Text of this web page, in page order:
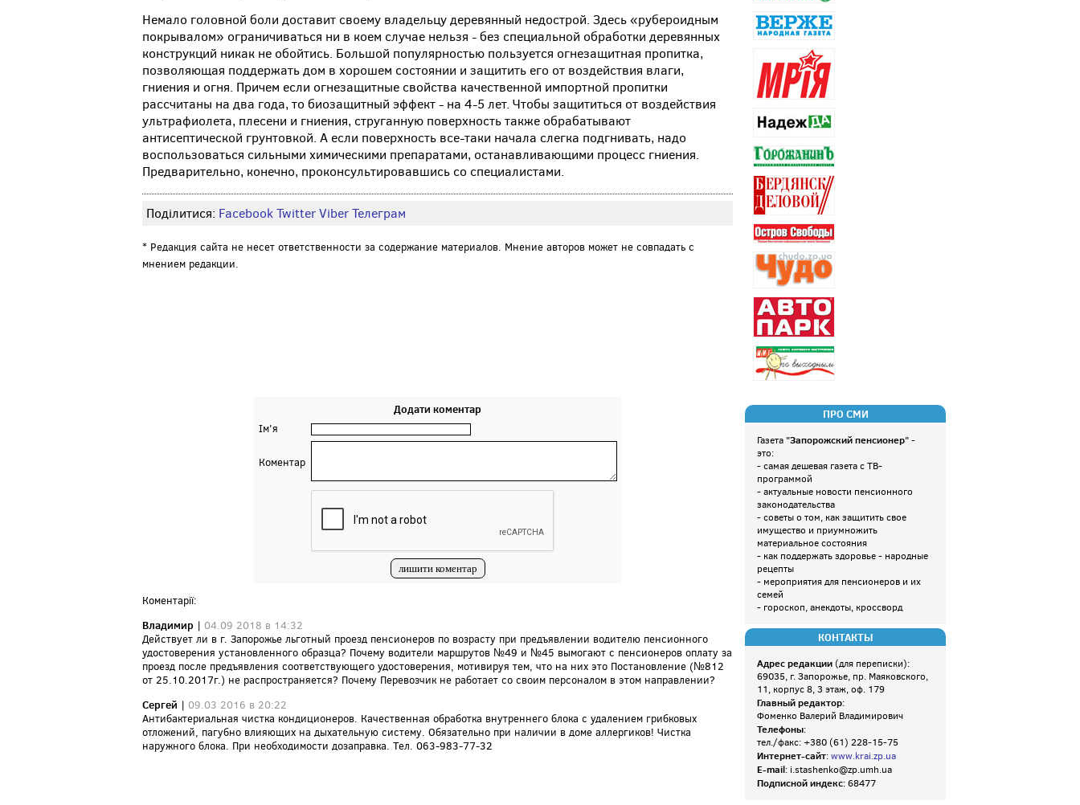
Немало головной боли доставит своему владельцу деревянный недострой. Здесь «рубероидным
покрывалом» ограничиваться ни в коем случае нельзя - без специальной обработки деревянных
конструкций никак не обойтись. Большой популярностью пользуется огнезащитная пропитка,
позволяющая поддержать дом в хорошем состоянии и защитить его от воздействия влаги,
гниения и огня. Причем если огнезащитные свойства качественной импортной пропитки
рассчитаны на два года, то биозащитный эффект - на 4-5 лет. Чтобы защититься от воздействия
ультрафиолета, плесени и гниения, струганную поверхность также обрабатывают
антисептической грунтовкой. А если поверхность все-таки начала слегка подгнивать, надо
воспользоваться сильными химическими препаратами, останавливающими процесс гниения.
Предварительно, конечно, проконсультировавшись со специалистами.
Поділитися: FacebookTwitterViberТелеграм
* Редакция сайта не несет ответственности за содержание материалов. Мнение авторов может не совпадать с
мнением редакции.
Додати коментар
Ім'я
Коментар
Коментарії:
Владимир | 04.09 2018 в 14:32
Действует ли в г. Запорожье льготный проезд пенсионеров по возрасту при предъявлении водителю пенсионного
удостоверения установленного образца? Почему водители маршрутов №49 и №45 вымогают с пенсионеров оплату за
проезд после предъявления соответствующего удостоверения, мотивируя тем, что на них это Постановление (№812
от 25.10.2017г.) не распространяется? Почему Перевозчик не работает со своим персоналом в этом направлении?
Сергей | 09.03 2016 в 20:22
Антибактериальная чистка кондиционеров. Качественная обработка внутреннего блока с удалением грибковых
отложений, пагубно влияющих на дыхательную систему. Обязательно при наличии в доме аллергиков! Чистка
наружного блока. При необходимости дозаправка. Тел. 063-983-77-32
ПРО СМИ
Газета "Запорожский пенсионер" -
это:
- самая дешевая газета с ТВ-
программой
- актуальные новости пенсионного
законодательства
- советы о том, как защитить свое
имущество и приумножить
материальное состояния
- как поддержать здоровье - народные
рецепты
- мероприятия для пенсионеров и их
семей
- гороскоп, анекдоты, кроссворд
КОНТАКТЫ
Адрес редакции (для переписки):
69035, г. Запорожье, пр. Маяковского,
11, корпус 8, 3 этаж, оф. 179
Главный редактор:
Фоменко Валерий Владимирович
Телефоны:
тел./факс: +380 (61) 228-15-75
Интернет-сайт:www.krai.zp.ua
E-mail: i.stashenko@zp.umh.ua
Подписной индекс: 68477